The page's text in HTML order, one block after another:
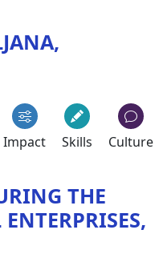
Impact
Skills Culture
THE